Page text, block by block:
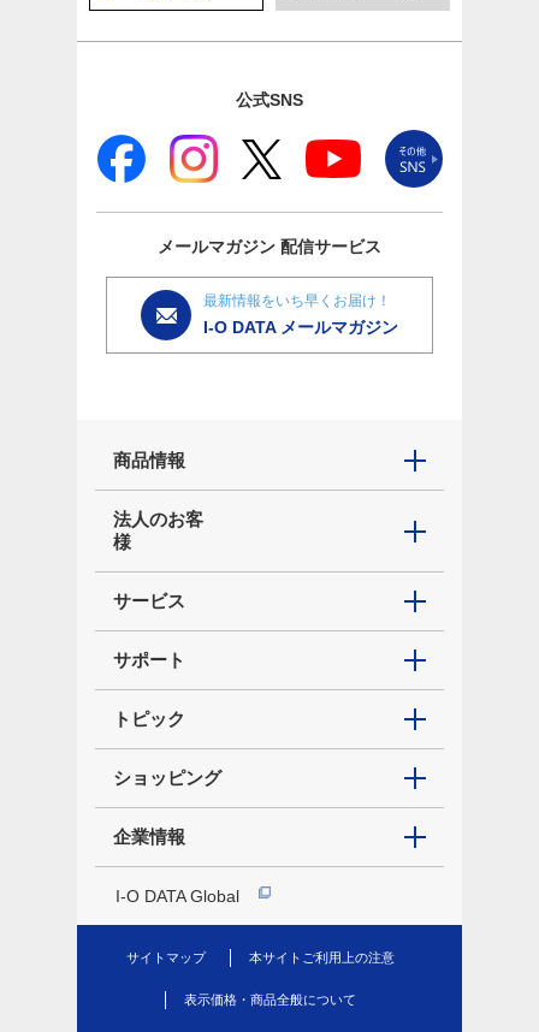
公式SNS
メールマガジン 配信サービス
最新情報をいち早くお届け！
I-O DATA メールマガジン
商品情報
法人のお客
様
サービス
サポート
トピック
ショッピング
企業情報
I-O DATA Global
サイトマップ 本サイトご利用上の注意
表示価格・商品全般について